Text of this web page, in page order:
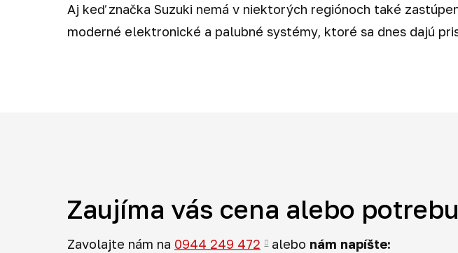
Aj keď značka Suzuki nemá v niektorých regiónoch také
moderné elektronické a palubné systémy, ktoré sa dnes dajú
Zaujíma vás cena alebo
Zavolajte nám na 0944 249 472 alebo nám napíšte: